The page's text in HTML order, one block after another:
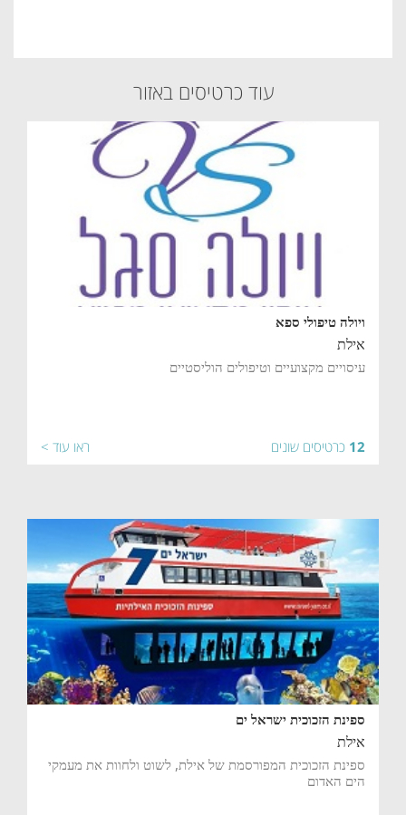
עוד כרטיסים באזור
ויולה טיפולי ספא
אילת
עיסויים מקצועיים וטיפולים הוליסטיים
12 כרטיסים שונים ראו עוד >
ספינת הזכוכית ישראל ים
אילת
ספינת הזכוכית המפורסמת של אילת, לשוט ולחוות את מעמקי
הים האדום